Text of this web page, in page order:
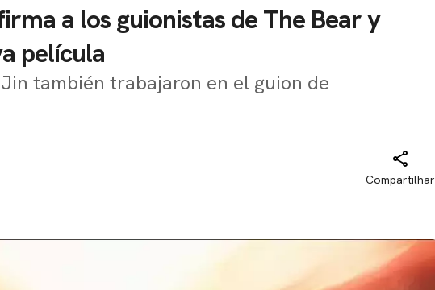
a los guionistas de The Bear y
película
también trabajaron en el guion de
Compartilhar